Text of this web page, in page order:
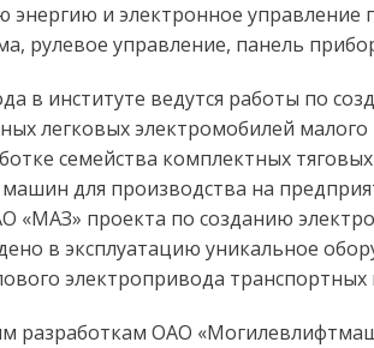
энергию и электронное
рулевое управление, панель
в институте ведутся работы по
легковых электромобилей
семейства комплектных
машин для производства на
«МАЗ» проекта по созданию
в эксплуатацию уникальное
электропривода
разработкам ОАО